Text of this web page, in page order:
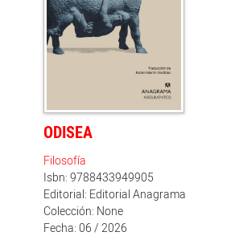
ODISEA
Filosofía
Isbn: 9788433949905
Editorial: Editorial Anagrama
Colección: None
Fecha: 06 / 2026